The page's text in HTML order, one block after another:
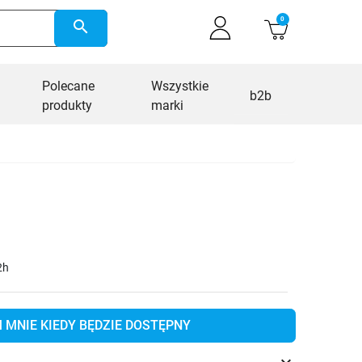
search 0
Polecane
produkty
Wszystkie
marki
b2b
MNIE KIEDY BĘDZIE DOSTĘPNY